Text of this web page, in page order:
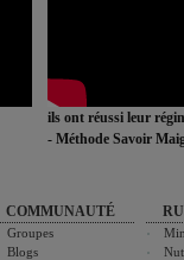
ils ont réussi leur
- Méthode Savoir
COMMUNAUTÉ
Groupes
Blogs